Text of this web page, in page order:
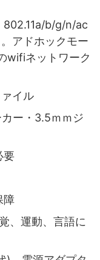
802.11a/b/g/n/ac
アドホックモー
wifiネットワーク
イル
ー・3.5ｍｍジ
要
障
、運動、言語に